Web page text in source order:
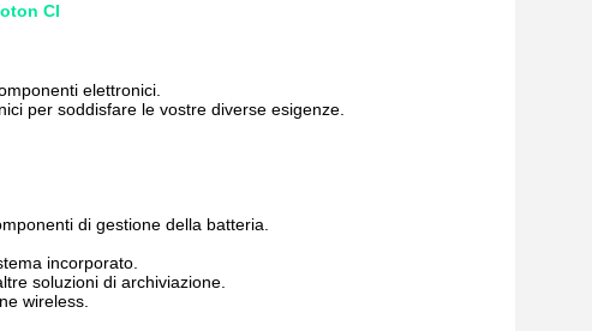
CI
elettronici.
per soddisfare le vostre diverse esigenze.
di gestione della batteria.
incorporato.
soluzioni di archiviazione.
wireless.